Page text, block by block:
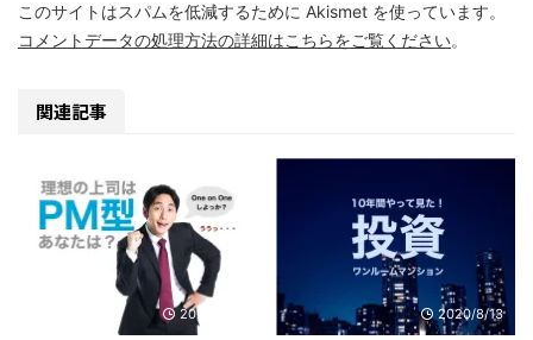
このサイトはスパムを低減するために Akismet を使っています。
コメントデータの処理方法の詳細はこちらをご覧ください。
関連記事
2020/9/10 2020/8/13